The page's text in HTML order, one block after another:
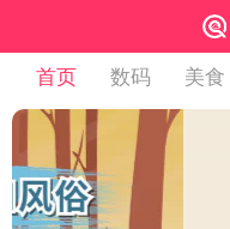
首页 数码 美食